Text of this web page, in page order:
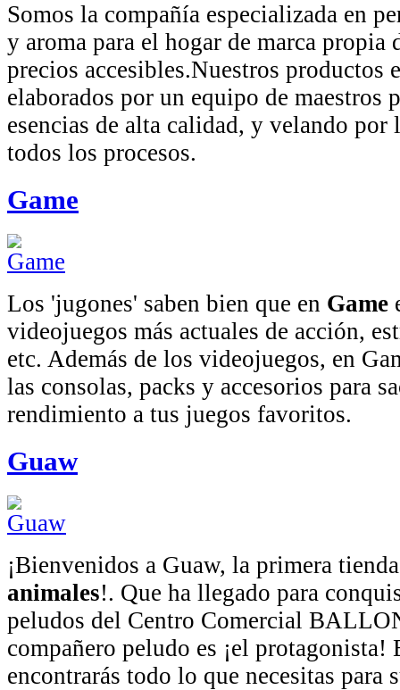
Somos la compañía especializada en
y aroma para el hogar de marca propia
precios accesibles.Nuestros productos
elaborados por un equipo de maestros
esencias de alta calidad, y velando por
todos los procesos.
Game
Los 'jugones' saben bien que en Game
videojuegos más actuales de acción,
etc. Además de los videojuegos, en
las consolas, packs y accesorios para
rendimiento a tus juegos favoritos.
Guaw
¡Bienvenidos a Guaw, la primera
animales!. Que ha llegado para
peludos del Centro Comercial
compañero peludo es ¡el protagonista!
encontrarás todo lo que necesitas para